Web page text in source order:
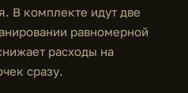
В комплекте идут две
равномерной
расходы на
сразу.